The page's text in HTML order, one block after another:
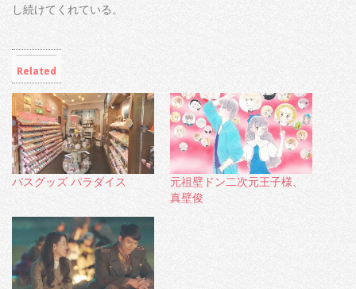
し続けてくれている。
Related
バスグッズ パラダイス
元祖壁ドン二次元王子様、
真壁俊